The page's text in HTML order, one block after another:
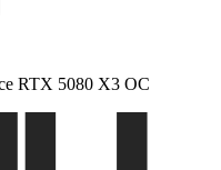
RTX 5080 X3 OC